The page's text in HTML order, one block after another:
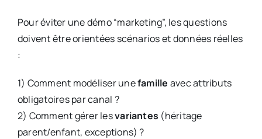
Pour éviter une démo “marketing”, les questions
doivent être orientées scénarios et données réelles
:
1) Comment modéliser unefamille avec attributs
obligatoires par canal ?
2) Comment gérer lesvariantes (héritage
parent/enfant, exceptions) ?